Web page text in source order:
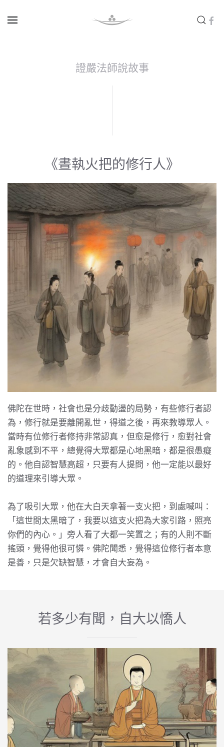
證嚴法師說故事
《晝執火把的修行人》
佛陀在世時，社會也是分歧動盪的局勢，有些修行者認
為，修行就是要離開亂世，得道之後，再來教導眾人。
當時有位修行者修持非常認真，但愈是修行，愈對社會
亂象感到不平，總覺得大眾都是心地黑暗，都是很愚癡
的。他自認智慧高超，只要有人提問，他一定能以最好
的道理來引導大眾。
為了吸引大眾，他在大白天拿著一支火把，到處喊叫：
「這世間太黑暗了，我要以這支火把為大家引路，照亮
你們的內心。」旁人看了大都一笑置之；有的人則不斷
搖頭，覺得他很可憐。佛陀聞悉，覺得這位修行者本意
是善，只是欠缺智慧，才會自大妄為。
若多少有聞，自大以憍人